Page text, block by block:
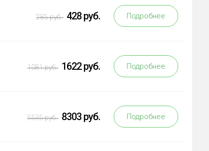
285 руб. 428 руб. Подробнее
1081 руб. 1622 руб. Подробнее
5535 руб. 8303 руб. Подробнее